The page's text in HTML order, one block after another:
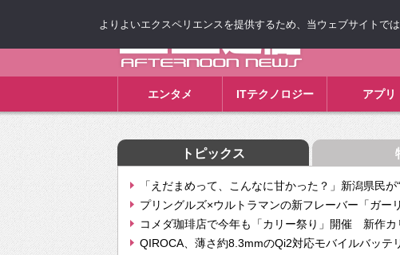
エンタメ ITテクノロジー アプリ
トピックス
「えだまめって、こんなに甘かった？」新潟県民が
プリングルズ×ウルトラマンの新フレーバー「ガー
コメダ珈琲店で今年も「カリー祭り」開催 新作カ
QIROCA、薄さ約8.3mmのQi2対応モバイルバッテ
よりよいエクスペリエンスを提供するため、当ウェブサイトで